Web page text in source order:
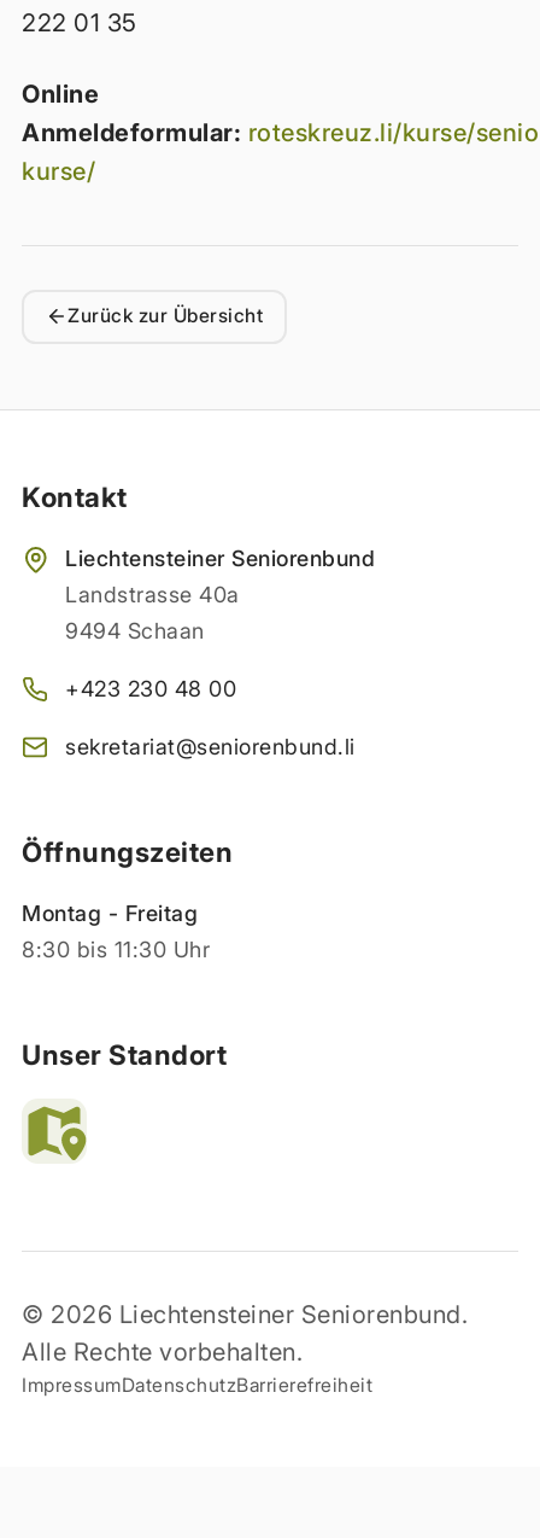
222 01 35
Online
Anmeldeformular: roteskreuz.li/kurse/
kurse/
Zurück zur Übersicht
Kontakt
Liechtensteiner Seniorenbund
Landstrasse 40a
9494 Schaan
+423 230 48 00
sekretariat@seniorenbund.li
Öffnungszeiten
Montag - Freitag
8:30 bis 11:30 Uhr
Unser Standort
© 2026 Liechtensteiner Seniorenbund.
Alle Rechte vorbehalten.
ImpressumDatenschutzBarrierefreiheit